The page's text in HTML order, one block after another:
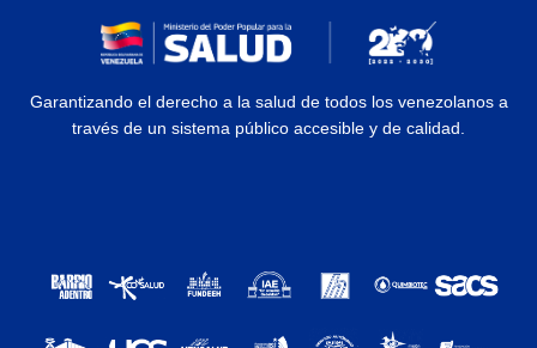
Garantizando el derecho a la salud de todos los venezolanos a
través de un sistema público accesible y de calidad.